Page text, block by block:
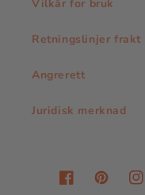
Vilkår for bruk
Retningslinjer frakt
Angrerett
Juridisk merknad
FacebookPinterest